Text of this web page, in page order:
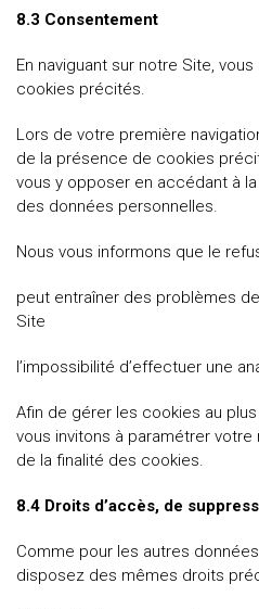
8.3 Consentement
En naviguant sur notre Site,
cookies précités.
Lors de votre première
de la présence de cookies
vous y opposer en accédant à
des données personnelles.
Nous vous informons que le
peut entraîner des problèmes
Site
l’impossibilité d’effectuer une
Afin de gérer les cookies au
vous invitons à paramétrer
de la finalité des cookies.
8.4 Droits d’accès, de
Comme pour les autres
disposez des mêmes droits